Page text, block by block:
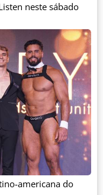
neste sábado
americana do